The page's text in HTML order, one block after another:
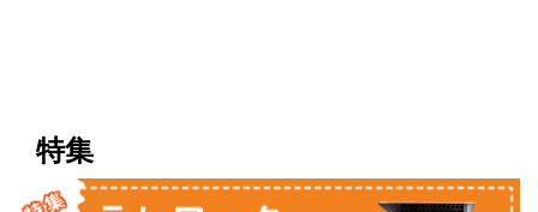
特集